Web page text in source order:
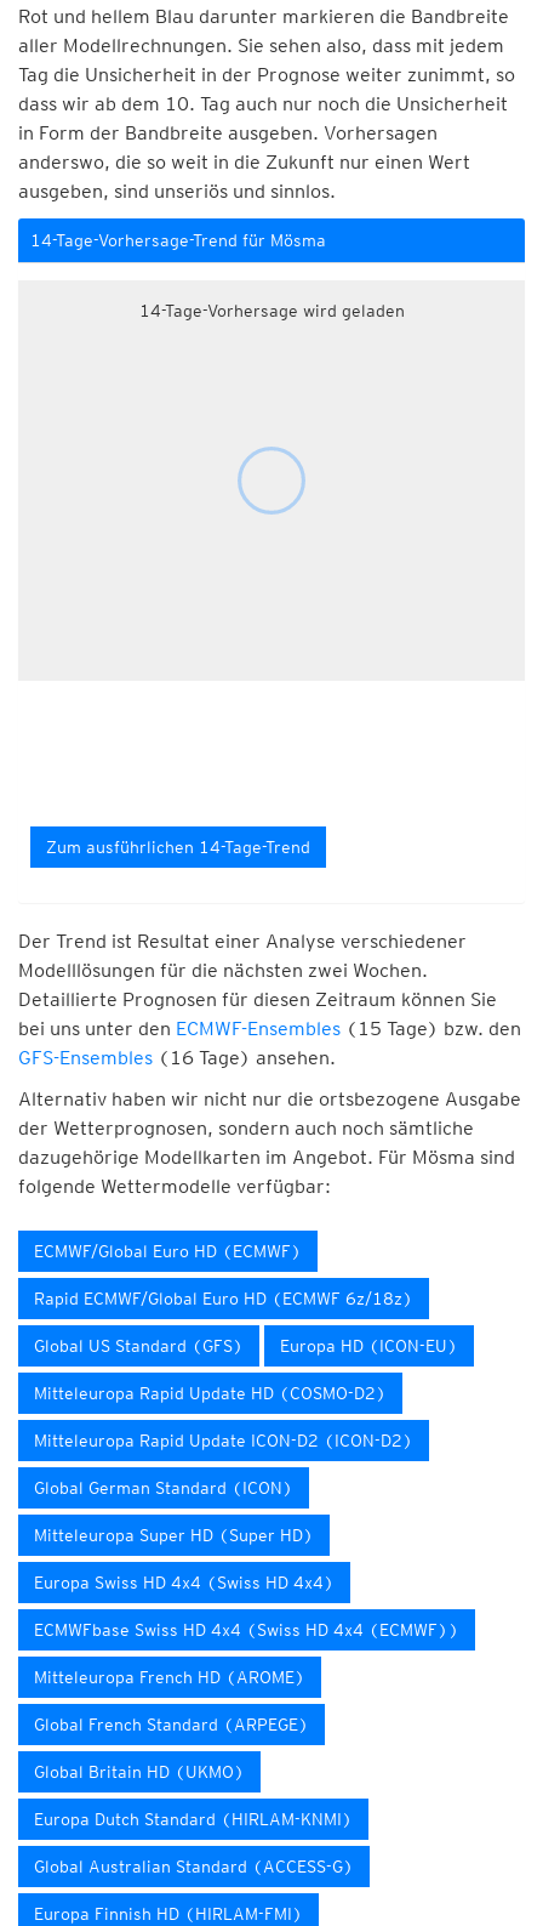
Rot und hellem Blau darunter markieren die Bandbreite
aller Modellrechnungen. Sie sehen also, dass mit jedem
Tag die Unsicherheit in der Prognose weiter zunimmt, so
dass wir ab dem 10. Tag auch nur noch die Unsicherheit
in Form der Bandbreite ausgeben. Vorhersagen
anderswo, die so weit in die Zukunft nur einen Wert
ausgeben, sind unseriös und sinnlos.
14-Tage-Vorhersage-Trend für Mösma
14-Tage-Vorhersage wird geladen
Zum ausführlichen 14-Tage-Trend
Der Trend ist Resultat einer Analyse verschiedener
Modelllösungen für die nächsten zwei Wochen.
Detaillierte Prognosen für diesen Zeitraum können Sie
bei uns unter den ECMWF-Ensembles (15 Tage) bzw. den
GFS-Ensembles (16 Tage) ansehen.
Alternativ haben wir nicht nur die ortsbezogene Ausgabe
der Wetterprognosen, sondern auch noch sämtliche
dazugehörige Modellkarten im Angebot. Für Mösma sind
folgende Wettermodelle verfügbar:
ECMWF/Global Euro HD (ECMWF)
Rapid ECMWF/Global Euro HD (ECMWF 6z/18z)
Global US Standard (GFS) Europa HD (ICON-EU)
Mitteleuropa Rapid Update HD (COSMO-D2)
Mitteleuropa Rapid Update ICON-D2 (ICON-D2)
Global German Standard (ICON)
Mitteleuropa Super HD (Super HD)
Europa Swiss HD 4x4 (Swiss HD 4x4)
ECMWFbase Swiss HD 4x4 (Swiss HD 4x4 (ECMWF))
Mitteleuropa French HD (AROME)
Global French Standard (ARPEGE)
Global Britain HD (UKMO)
Europa Dutch Standard (HIRLAM-KNMI)
Global Australian Standard (ACCESS-G)
Europa Finnish HD (HIRLAM-FMI)